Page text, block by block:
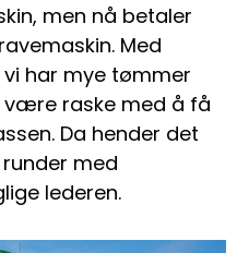
men nå betaler
Med
har mye tømmer
være raske med å få
Da hender det
med
lederen.